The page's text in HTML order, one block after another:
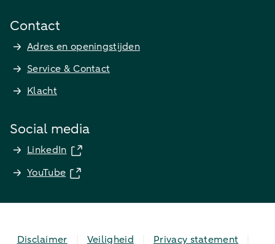
Contact
Adres en openingstijden
Service & Contact
Klacht
Social media
LinkedIn
YouTube
Disclaimer Veiligheid Privacy statement